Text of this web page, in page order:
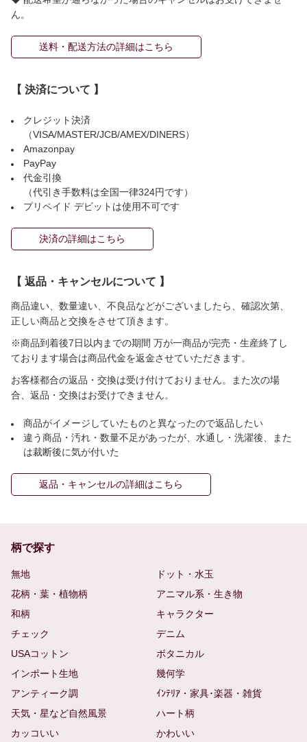
ん。
送料・配送方法の詳細はこちら
【 決済について 】
クレジット決済
（VISA/MASTER/JCB/AMEX/DINERS）
Amazonpay
PayPay
代金引換
（代引き手数料は全国一律324円です）
プリペイド デビットは使用不可です
決済の詳細はこちら
【 返品・キャンセルについて 】
商品違い、数量違い、不良品などがございましたら、確認次第、
正しい商品と交換をさせて頂きます。
※商品到着後7日以内までの期間 万が一商品が完売・生産終了し
ております場合は商品代金を返金させていただきます。
お客様都合の返品・交換は受け付けておりません。また次の場
合、返品・交換はお受けできません。
商品がイメージしていたものと異なったので返品したい
違う商品・汚れ・数量不足があったが、水通し・洗濯後、また
は裁断後に気が付いた
返品・キャンセルの詳細はこちら
柄で探す
無地
ドット・水玉
花柄・葉・植物柄
アニマル系・生き物
和柄
キャラクター
チェック
デニム
USAコットン
ボタニカル
インポート生地
幾何学
アンティーク調
ｲﾝﾃﾘｱ・家具･楽器・雑貨
天気・星など自然風景
ハート柄
カッコいい
かわいい